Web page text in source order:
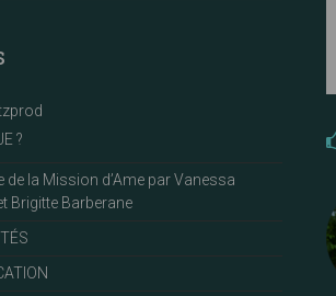
?
de la Mission d’Ame par Vanessa
Brigitte Barberane